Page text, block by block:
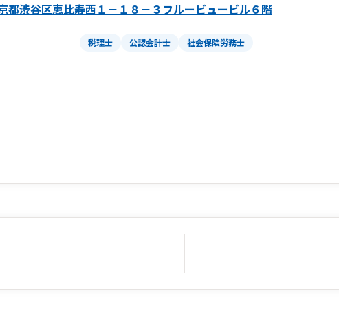
都渋谷区恵比寿西１－１８－３フルービュービル６階
税理士 公認会計士 社会保険労務士